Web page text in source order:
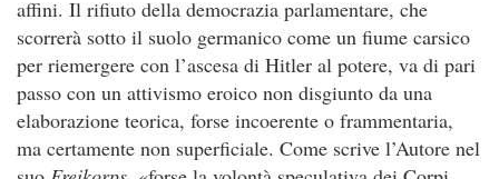
affini. Il rifiuto della democrazia parlamentare, che
scorrerà sotto il suolo germanico come un fiume carsico
per riemergere con l’ascesa di Hitler al potere, va di pari
passo con un attivismo eroico non disgiunto da una
elaborazione teorica, forse incoerente o frammentaria,
ma certamente non superficiale. Come scrive l’Autore nel